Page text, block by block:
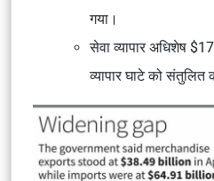
गया।
सेवा व्यापार अधिशेष
व्यापार घाटे को